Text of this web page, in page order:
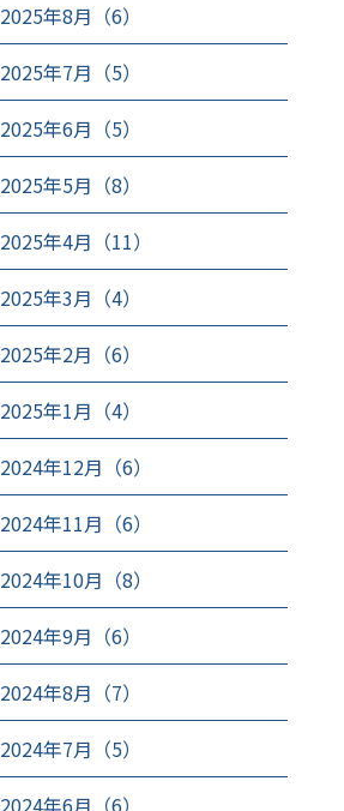
2025年8月（6）
2025年7月（5）
2025年6月（5）
2025年5月（8）
2025年4月（11）
2025年3月（4）
2025年2月（6）
2025年1月（4）
2024年12月（6）
2024年11月（6）
2024年10月（8）
2024年9月（6）
2024年8月（7）
2024年7月（5）
2024年6月（6）